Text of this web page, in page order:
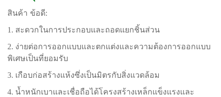
สินค้า ข้อดี:
1. สะดวกในการประกอบและถอดแยกชิ้นส่วน
2. ง่ายต่อการออกแบบและตกแต่งและความต้องการออกแบบ
พิเศษเป็นที่ยอมรับ
3. เกือบก่อสร้างแห้งซึ่งเป็นมิตรกับสิ่งแวดล้อม
4. น้ำหนักเบาและเชื่อถือได้โครงสร้างเหล็กแข็งแรงและ